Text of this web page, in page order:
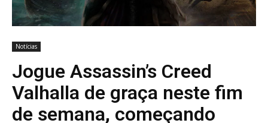
Notícias
Jogue Assassin’s Creed
Valhalla de graça neste fim
de semana, começando